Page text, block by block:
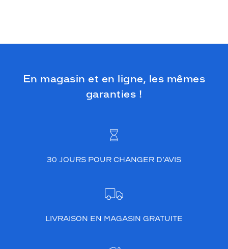
En magasin et en ligne, les mêmes
garanties !
30 JOURS POUR CHANGER D’AVIS
LIVRAISON EN MAGASIN GRATUITE